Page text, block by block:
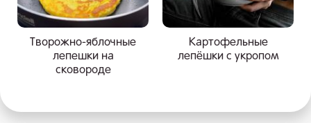
Творожно-яблочные
лепешки на
сковороде
Картофельные
лепёшки с укропом